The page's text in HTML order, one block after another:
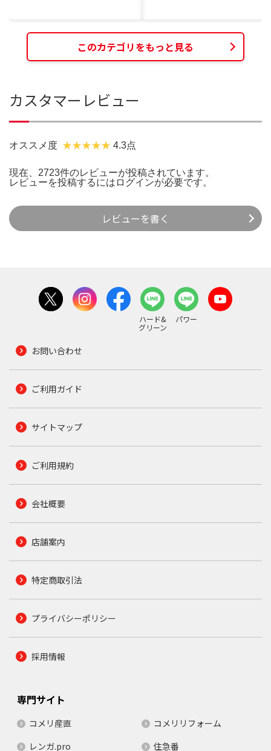
このカテゴリをもっと見る
カスタマーレビュー
オススメ度 4.3点
現在、2723件のレビューが投稿されています。
レビューを投稿するには ログインが必要です。
レビューを書く
ハード&
グリーン
パワー
お問い合わせ
ご利用ガイド
サイトマップ
ご利用規約
会社概要
店舗案内
特定商取引法
プライバシーポリシー
採用情報
専門サイト
コメリ産直
コメリリフォーム
レンガ.pro
住急番